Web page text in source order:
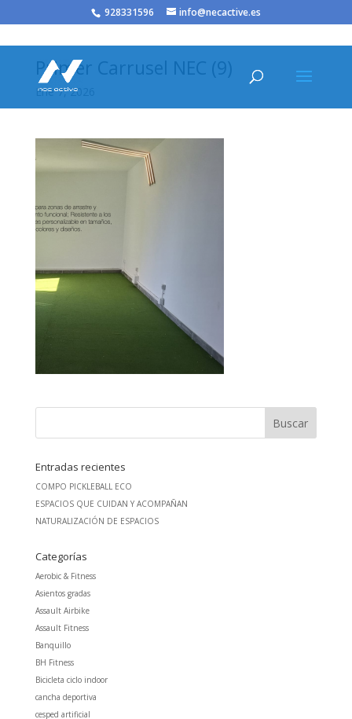
/* JS para menú plegable móvil Divi */
928331596 info@necactive.es
Primer Carrusel NEC (9)
Ene 7, 2026
Entradas recientes
COMPO PICKLEBALL ECO
ESPACIOS QUE CUIDAN Y ACOMPAÑAN
NATURALIZACIÓN DE ESPACIOS
Categorías
Aerobic & Fitness
Asientos gradas
Assault Airbike
Assault Fitness
Banquillo
BH Fitness
Bicicleta ciclo indoor
cancha deportiva
cesped artificial